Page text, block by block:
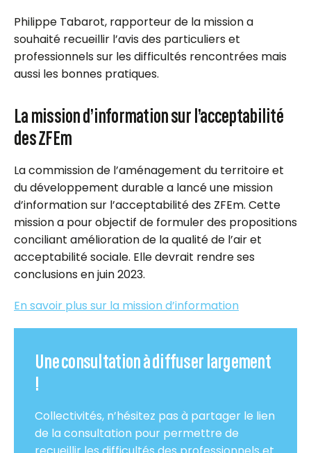
Philippe Tabarot, rapporteur de la mission a
souhaité recueillir l’avis des particuliers et
professionnels sur les difficultés rencontrées mais
aussi les bonnes pratiques.
La mission d’information sur l’acceptabilité
des ZFEm
La commission de l’aménagement du territoire et
du développement durable a lancé une mission
d’information sur l’acceptabilité des ZFEm. Cette
mission a pour objectif de formuler des propositions
conciliant amélioration de la qualité de l’air et
acceptabilité sociale. Elle devrait rendre ses
conclusions en juin 2023.
En savoir plus sur la mission d’information
Une consultation à diffuser largement
!
Collectivités, n’hésitez pas à partager le lien
de la consultation pour permettre de